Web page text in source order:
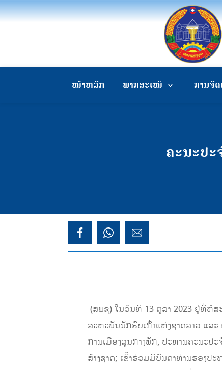
ໜ້າຫລັກ ພາກສະເໜີ ການຈັດ
ຄະນະປະ
(ສພຊ) ໃນວັນທີ 13 ຕຸລາ 2023 ຢູ່ທີ່ຫໍສ
ສະຫະພັນນັກຮົບເກົ່າແຫ່ງຊາດລາວ ແລ
ການເມືອງສູນກາງພັກ, ປະທານຄະນະປ
ສ້າງຊາດ; ເຂົ້າຮ່ວມມີບັນດາທ່ານຮອງປ